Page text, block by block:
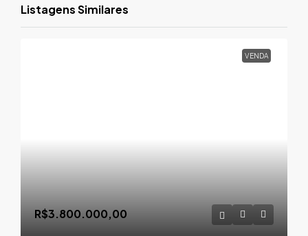
Listagens Similares
VENDA
R$3.800.000,00